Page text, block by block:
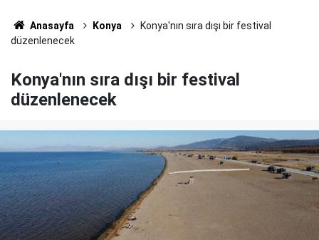
Anasayfa Konya
Konya'nın sıra dışı bir festival
düzenlenecek
Konya'nın sıra dışı bir festival
düzenlenecek